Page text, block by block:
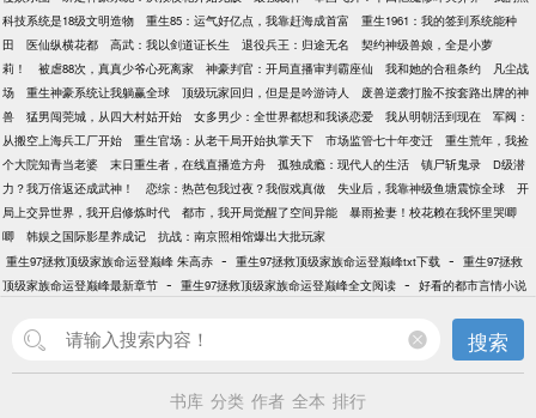
科技系统是18级文明造物
重生85：运气好亿点，我靠赶海成首富
重生1961：我的签到系统能种
田
医仙纵横花都 高武：我以剑道证长生 退役兵王：归途无名
契约神级兽娘，全是小萝
莉！
被虐88次，真真少爷心死离家 神豪判官：开局直播审判霸座仙 我和她的合租条约
凡尘战
场
重生神豪系统让我躺赢全球 顶级玩家回归，但是是吟游诗人
废兽逆袭打脸不按套路出牌的神
兽
猛男闯莞城，从四大村姑开始 女多男少：全世界都想和我谈恋爱 我从明朝活到现在
军阀：
从搬空上海兵工厂开始
重生官场：从老干局开始执掌天下 市场监管七十年变迁
重生荒年，我捡
个大院知青当老婆
末日重生者，在线直播造方舟 孤独成瘾：现代人的生活 镇尸斩鬼录
D级潜
力？我万倍返还成武神！
恋综：热芭包我过夜？我假戏真做 失业后，我靠神级鱼塘震惊全球
开
局上交异世界，我开启修炼时代
都市，我开局觉醒了空间异能
暴雨捡妻！校花赖在我怀里哭唧
唧
韩娱之国际影星养成记
抗战：南京照相馆爆出大批玩家
重生97拯救顶级家族命运登巅峰 朱高赤 - 重生97拯救顶级家族命运登巅峰txt下载 - 重生97拯救
顶级家族命运登巅峰最新章节 - 重生97拯救顶级家族命运登巅峰全文阅读 - 好看的都市言情小说
搜索
书库 分类 作者 全本 排行